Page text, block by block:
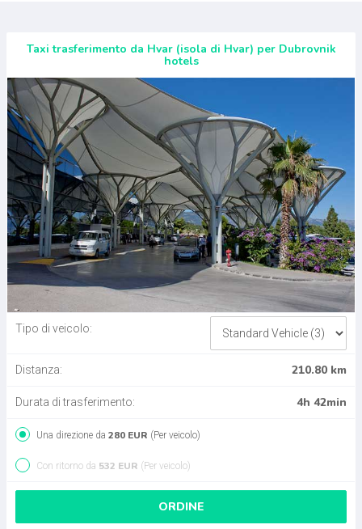
Taxi trasferimento da Hvar (isola di Hvar) per Dubrovnik
hotels
Tipo di veicolo:
Distanza: 210.80 km
Durata di trasferimento: 4h 42min
Una direzione da 280 EUR (Per veicolo)
Con ritorno da 532 EUR (Per veicolo)
ORDINE